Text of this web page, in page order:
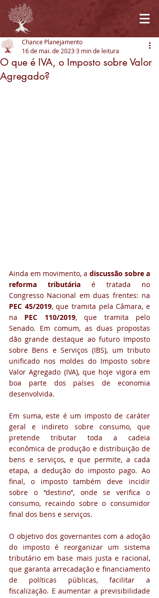
O que é IVA, o Imposto sobre Valor
Agregado?
Chance Planejamento
16 de mai. de 20233 min de leitura
Ainda em movimento, a discussão sobre a
reforma tributária é tratada no
PEC 45/2019, que tramita pela Câmara, e
na PEC 110/2019, que tramita pelo
Senado. Em comum, as duas propostas
dão grande destaque ao futuro Imposto
sobre Bens e Serviços (IBS), um tributo
unificado nos moldes do Imposto sobre
Valor Agregado (IVA), que hoje vigora em
boa parte dos países de economia
desenvolvida.
Em suma, este é um imposto de caráter
geral e indireto sobre consumo, que
pretende tributar toda a cadeia
econômica de produção e distribuição de
bens e serviços, e que permite, a cada
etapa, a dedução do imposto pago. Ao
final, o imposto também deve incidir
sobre o “destino”, onde se verifica o
consumo, recaindo sobre o consumidor
final dos bens e serviços.
O objetivo dos governantes com a adoção
do imposto é reorganizar um sistema
tributário em base mais justa e racional,
que garanta arrecadação e financiamento
de políticas públicas, facilitar a
fiscalização. E aumentar a previsibilidade